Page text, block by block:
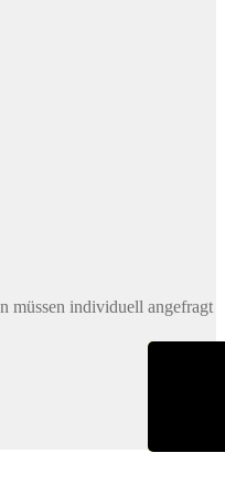
müssen individuell angefragt